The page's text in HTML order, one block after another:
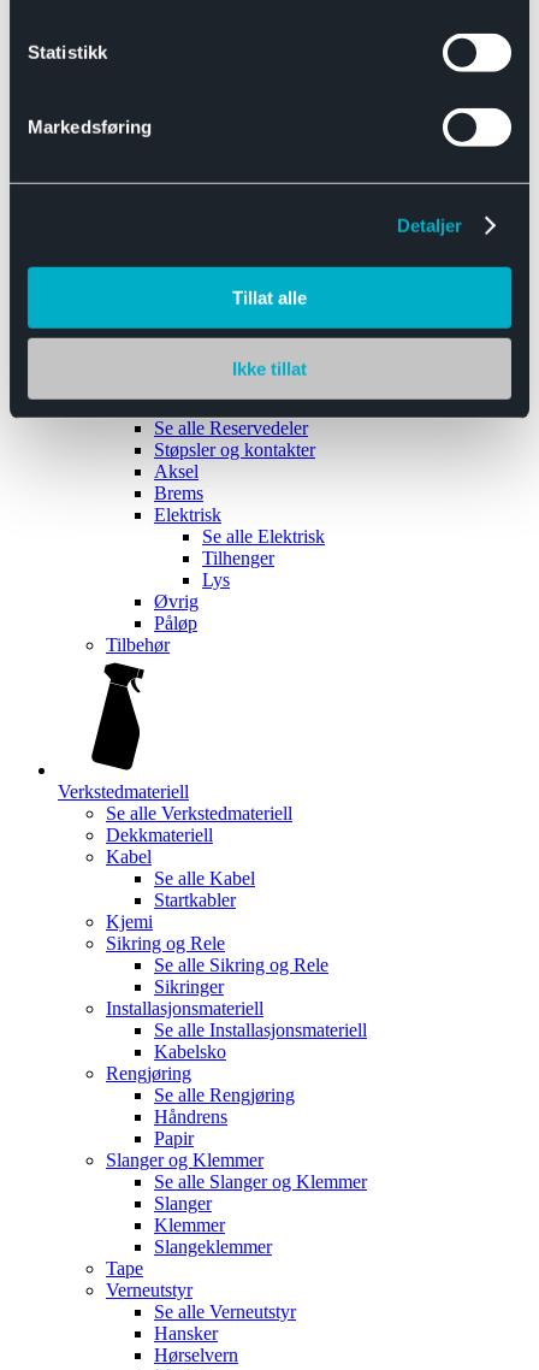
Statistikk
Markedsføring
Detaljer
Tillat alle
Ikke tillat
Båthengere
Reservedeler
Se alle Reservedeler
Støpsler og kontakter
Aksel
Brems
Elektrisk
Se alle Elektrisk
Tilhenger
Lys
Øvrig
Påløp
Tilbehør
Verkstedmateriell
Se alle Verkstedmateriell
Dekkmateriell
Kabel
Se alle Kabel
Startkabler
Kjemi
Sikring og Rele
Se alle Sikring og Rele
Sikringer
Installasjonsmateriell
Se alle Installasjonsmateriell
Kabelsko
Rengjøring
Se alle Rengjøring
Håndrens
Papir
Slanger og Klemmer
Se alle Slanger og Klemmer
Slanger
Klemmer
Slangeklemmer
Tape
Verneutstyr
Se alle Verneutstyr
Hansker
Hørselvern